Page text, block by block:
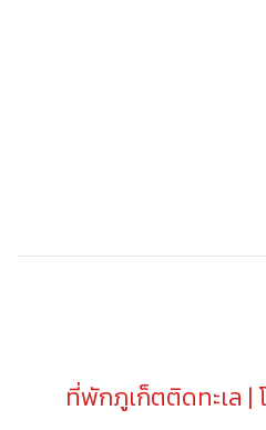
ที่พักภูเก็ตติดทะเล |